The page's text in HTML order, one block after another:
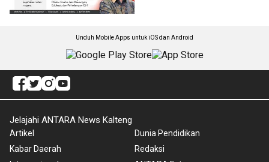
Unduh Mobile Apps untuk iOS dan Android
Jelajahi ANTARA News Kalteng
Artikel
Kabar Daerah
Dunia Pendidikan
Redaksi